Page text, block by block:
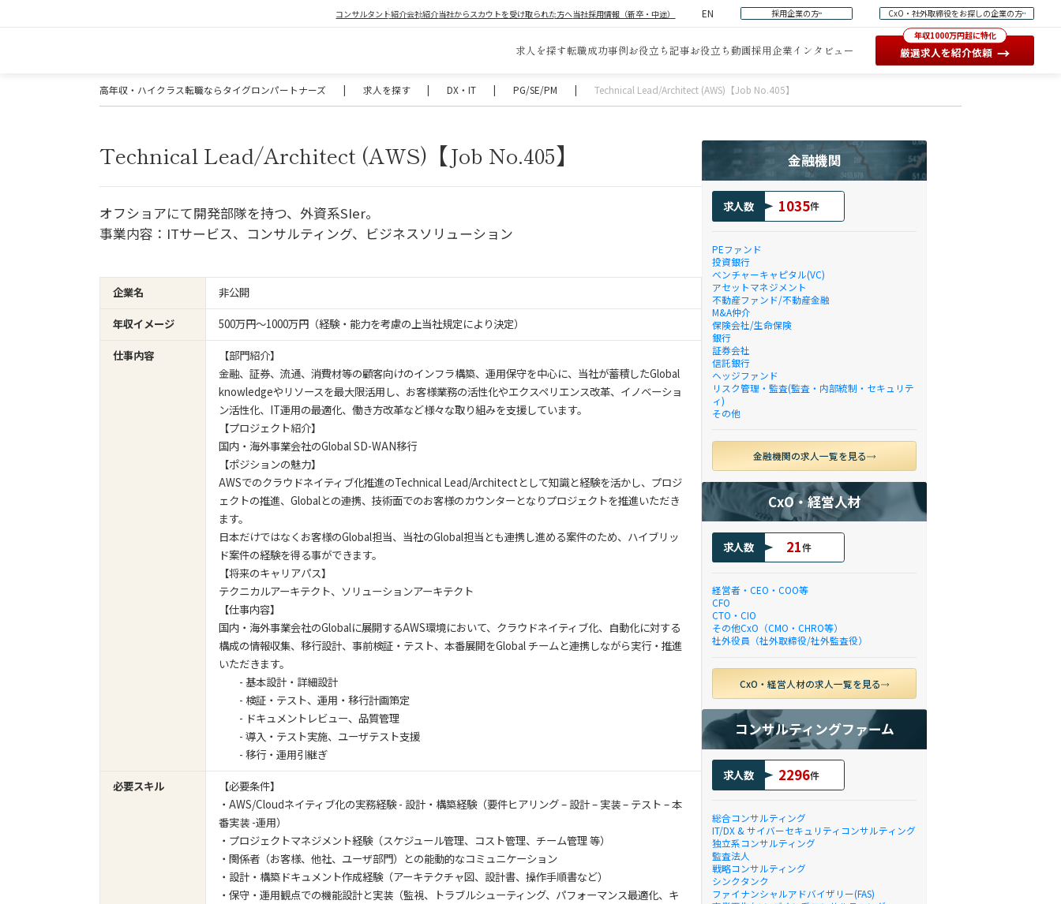
コンサルタント紹介会社紹介当社からスカウトを受け取られた方へ当社採用情報（新卒・中途） EN 採用企業の方 CxO・社外取締役をお探しの企業の方
求人を探す転職成功事例お役立ち記事お役立ち動画採用企業インタビュー
年収1000万円超に特化
厳選求人を紹介依頼 →
高年収・ハイクラス転職ならタイグロンパートナーズ | 求人を探す | DX・IT | PG/SE/PM | Technical Lead/Architect (AWS)【Job No.405】
Technical Lead/Architect (AWS)【Job No.405】
オフショアにて開発部隊を持つ、外資系SIer。
事業内容：ITサービス、コンサルティング、ビジネスソリューション
企業名
非公開
年収イメージ
500万円〜1000万円（経験・能力を考慮の上当社規定により決定）
仕事内容
【部門紹介】
金融、証券、流通、消費材等の顧客向けのインフラ構築、運用保守を中心に、当社が蓄積したGlobal
knowledgeやリソースを最大限活用し、お客様業務の活性化やエクスペリエンス改革、イノベーショ
ン活性化、IT運用の最適化、働き方改革など様々な取り組みを支援しています。
【プロジェクト紹介】
国内・海外事業会社のGlobal SD-WAN移行
【ポジションの魅力】
AWSでのクラウドネイティブ化推進のTechnical Lead/Architectとして知識と経験を活かし、プロジ
ェクトの推進、Globalとの連携、技術面でのお客様のカウンターとなりプロジェクトを推進いただき
ます。
日本だけではなくお客様のGlobal担当、当社のGlobal担当とも連携し進める案件のため、ハイブリッ
ド案件の経験を得る事ができます。
【将来のキャリアパス】
テクニカルアーキテクト、ソリューションアーキテクト
【仕事内容】
国内・海外事業会社のGlobalに展開するAWS環境において、クラウドネイティブ化、自動化に対する
構成の情報収集、移行設計、事前検証・テスト、本番展開をGlobal チームと連携しながら実行・推進
いただきます。
- 基本設計・詳細設計
- 検証・テスト、運用・移行計画策定
- ドキュメントレビュー、品質管理
- 導入・テスト実施、ユーザテスト支援
- 移行・運用引継ぎ
必要スキル
【必要条件】
・AWS/Cloudネイティブ化の実務経験 - 設計・構築経験（要件ヒアリング – 設計 – 実装 – テスト – 本
番実装 -運用）
・プロジェクトマネジメント経験（スケジュール管理、コスト管理、チーム管理 等）
・関係者（お客様、他社、ユーザ部門）との能動的なコミュニケーション
・設計・構築ドキュメント作成経験（アーキテクチャ図、設計書、操作手順書など）
・保守・運用観点での機能設計と実装（監視、トラブルシューティング、パフォーマンス最適化、キ
金融機関
求人数 1035件
PEファンド
投資銀行
ベンチャーキャピタル(VC)
アセットマネジメント
不動産ファンド/不動産金融
M&A仲介
保険会社/生命保険
銀行
証券会社
信託銀行
ヘッジファンド
リスク管理・監査(監査・内部統制・セキュリテ
ィ)
その他
金融機関の求人一覧を見る
CxO・経営人材
求人数 21件
経営者・CEO・COO等
CFO
CTO・CIO
その他CxO（CMO・CHRO等）
社外役員（社外取締役/社外監査役）
CxO・経営人材の求人一覧を見る
コンサルティングファーム
求人数 2296件
総合コンサルティング
IT/DX & サイバーセキュリティコンサルティング
独立系コンサルティング
監査法人
戦略コンサルティング
シンクタンク
ファイナンシャルアドバイザリー(FAS)